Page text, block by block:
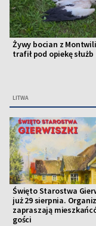
Żywy bocian z
trafił pod opiekę służb
LITWA
Święto Starostwa
już 29 sierpnia.
zapraszają
gości